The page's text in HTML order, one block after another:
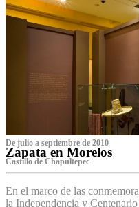
De julio a septiembre de 2010
Zapata en Morelos
Castillo de Chapultepec
En el marco de las
la Independencia y